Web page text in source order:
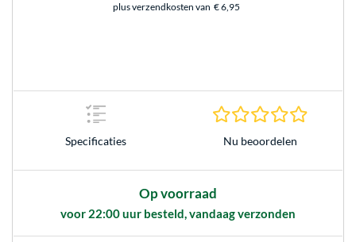
plus verzendkosten van € 6,95
Specificaties Nu beoordelen
Op voorraad
voor 22:00 uur besteld, vandaag verzonden